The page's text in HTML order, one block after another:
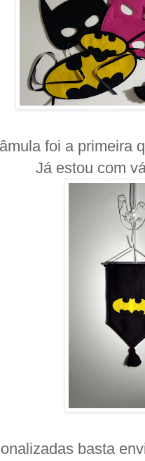
foi a primeira
Já estou com
basta